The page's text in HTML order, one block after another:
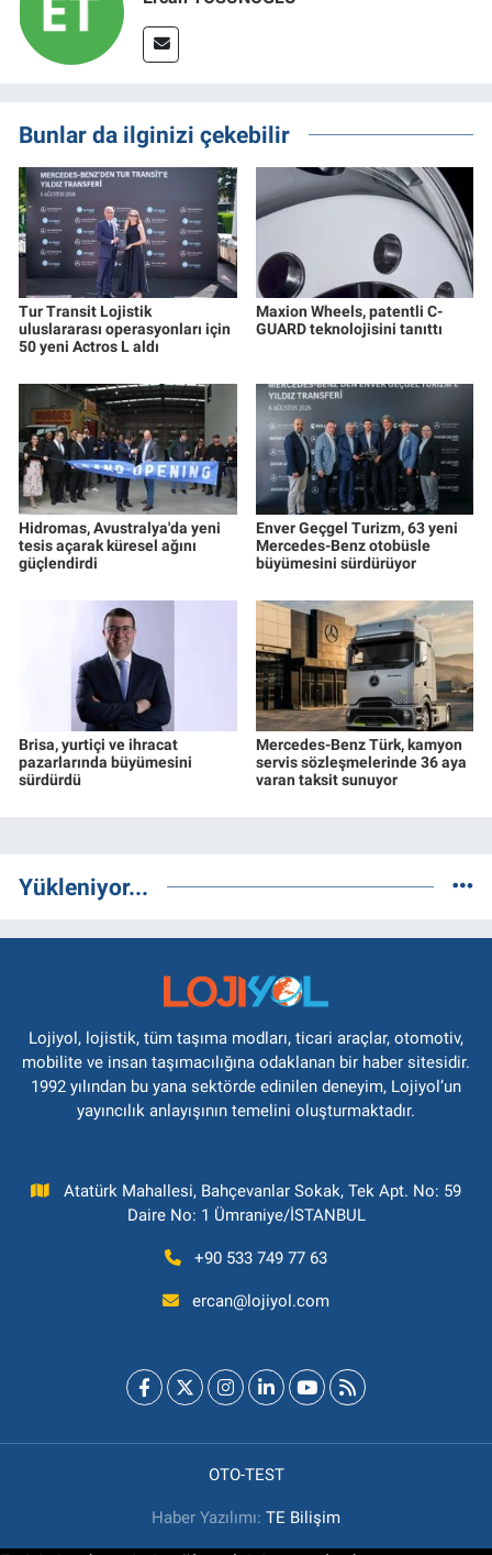
Bunlar da ilginizi çekebilir
Tur Transit Lojistik
uluslararası operasyonları için
50 yeni Actros L aldı
Maxion Wheels, patentli C-
GUARD teknolojisini tanıttı
Hidromas, Avustralya'da yeni
tesis açarak küresel ağını
güçlendirdi
Enver Geçgel Turizm, 63 yeni
Mercedes-Benz otobüsle
büyümesini sürdürüyor
Brisa, yurtiçi ve ihracat
pazarlarında büyümesini
sürdürdü
Mercedes-Benz Türk, kamyon
servis sözleşmelerinde 36 aya
varan taksit sunuyor
Yükleniyor...
Lojiyol, lojistik, tüm taşıma modları, ticari araçlar, otomotiv,
mobilite ve insan taşımacılığına odaklanan bir haber sitesidir.
1992 yılından bu yana sektörde edinilen deneyim, Lojiyol’un
yayıncılık anlayışının temelini oluşturmaktadır.
Atatürk Mahallesi, Bahçevanlar Sokak, Tek Apt. No: 59
Daire No: 1 Ümraniye/İSTANBUL
+90 533 749 77 63
ercan@lojiyol.com
OTO-TEST
Haber Yazılımı: TE Bilişim